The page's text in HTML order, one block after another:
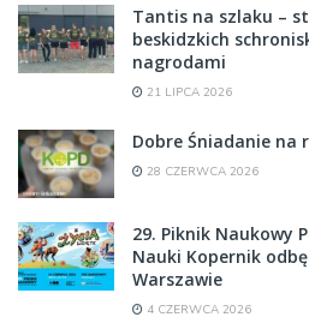
Tantis na szlaku –
beskidzkich
nagrodami
21 LIPCA 2026
Dobre Śniadanie na
28 CZERWCA 2026
29. Piknik Naukowy
Nauki Kopernik
Warszawie
4 CZERWCA 2026